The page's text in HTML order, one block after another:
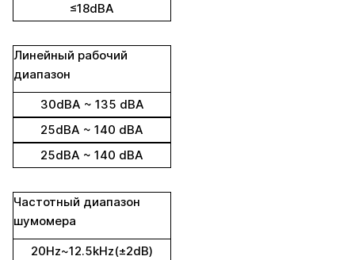
≤18dBA
Линейный рабочий
диапазон
30dBA ~ 135 dBA
25dBA ~ 140 dBA
25dBA ~ 140 dBA
Частотный диапазон
шумомера
20Hz~12.5kHz(±2dB)